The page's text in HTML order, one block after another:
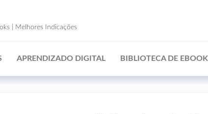
| Melhores Indicações
APRENDIZADO DIGITAL BIBLIOTECA DE